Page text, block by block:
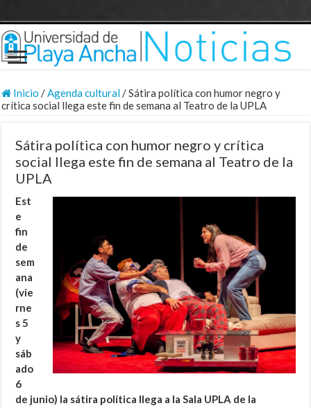
Inicio /Agenda cultural/Sátira política con humor negro y
crítica social llega este fin de semana al Teatro de la UPLA
Sátira política con humor negro y crítica
social llega este fin de semana al Teatro de la
UPLA
Est
e
fin
de
sem
ana
(vie
rne
s 5
y
sáb
ado
6
de junio) la sátira política llega a la Sala UPLA de la